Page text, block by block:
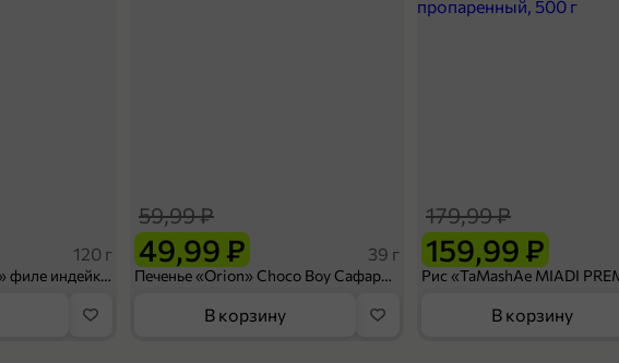
120 г
Ветчина «ИНДИлайт» филе индейки Мраморное, в нарезке, 120 г
49,99 ₽
59,99 ₽
39 г
Печенье «Orion» Choco Boy Сафари кокос, 39 г
В корзину
159,99 ₽
179,99 ₽
В корзину